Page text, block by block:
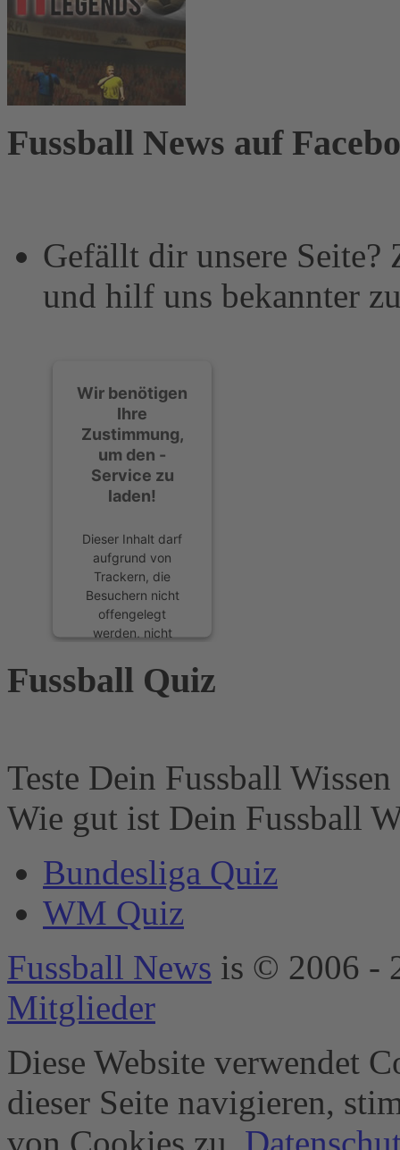
Fussball News auf
Gefällt dir unsere Seite?
und hilf uns bekannter
Wir benötigen
Ihre
Zustimmung,
um den -
Service zu
laden!
Dieser Inhalt darf
aufgrund von
Trackern, die
Besuchern nicht
offengelegt
werden, nicht
Der Besitzer der
Website muss diese
Liste der
verwendeten
hinzuzufügen.
Usercentrics
Consent
Management
Platform&
Fussball Quiz
Teste Dein Fussball
Wie gut ist Dein Fussball
Bundesliga Quiz
WM Quiz
Fussball News is © 2006 -
Mitglieder
Diese Website verwendet
dieser Seite navigieren,